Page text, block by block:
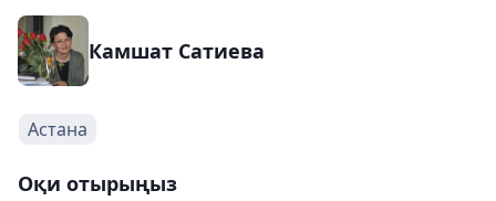
Камшат Сатиева
Астана
Оқи отырыңыз